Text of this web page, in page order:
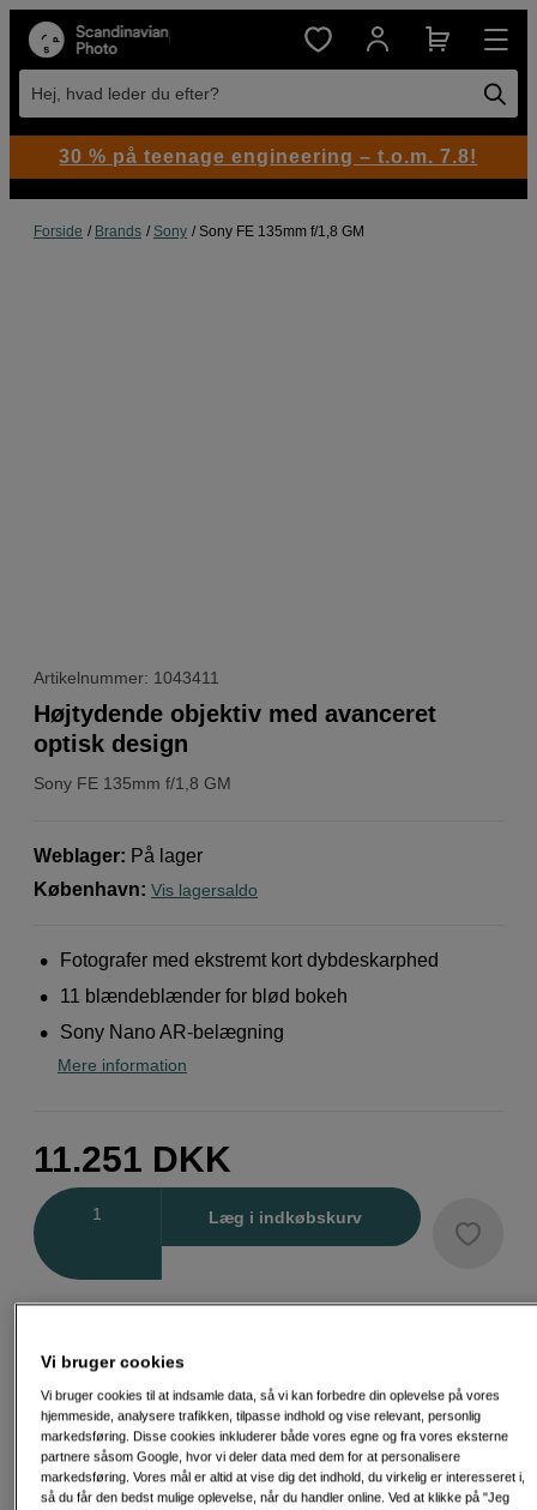
Hej, hvad leder du efter?
Forside Brands Sony Sony FE 135mm f/1,8 GM
Artikelnummer: 1043411
Sony FE 135mm f/1,8 GM
Højtydende objektiv med avanceret
optisk design
Weblager: På lager
København: Vis lagersaldo
Fotografer med ekstremt kort dybdeskarphed
11 blændeblænder for blød bokeh
Sony Nano AR-belægning
Mere information
11.251 DKK
Læg i indkøbskurv
Fri fragt ved køb over 500 kr.
30 dages returret
Personlig service og ekspertrådgivning
30 % på teenage engineering – t.o.m. 7.8!
Vi bruger cookies
Vi bruger cookies til at indsamle data, så vi kan forbedre din oplevelse på vores
hjemmeside, analysere trafikken, tilpasse indhold og vise relevant, personlig
markedsføring. Disse cookies inkluderer både vores egne og fra vores eksterne
partnere såsom Google, hvor vi deler data med dem for at personalisere
markedsføring. Vores mål er altid at vise dig det indhold, du virkelig er interesseret i,
så du får den bedst mulige oplevelse, når du handler online. Ved at klikke på "Jeg